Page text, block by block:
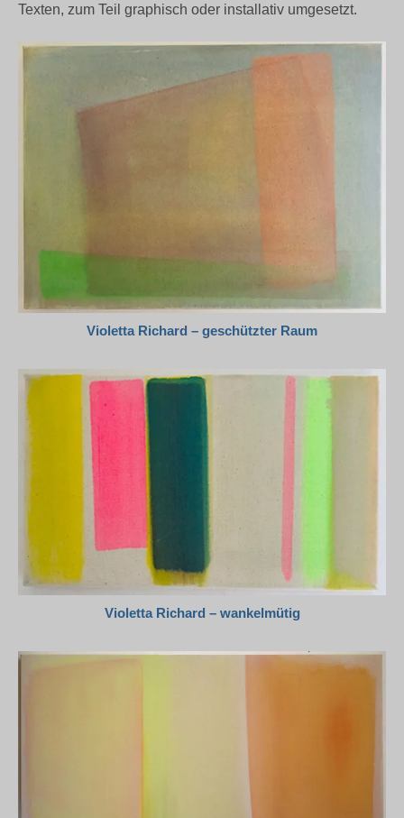
Texten, zum Teil graphisch oder installativ umgesetzt.
Violetta Richard – geschützter Raum
Violetta Richard – wankelmütig